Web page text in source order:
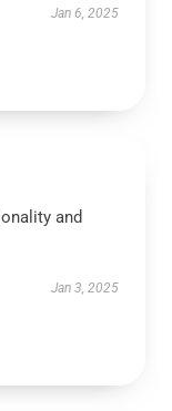
Jan 6, 2025
and
Jan 3, 2025